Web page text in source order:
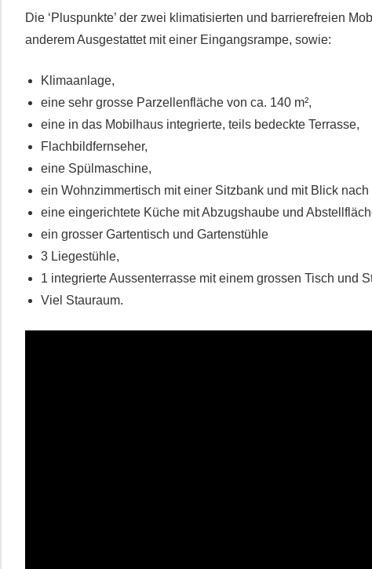
Die ‘Pluspunkte’ der zwei klimatisierten und barrierefreien
anderem Ausgestattet mit einer Eingangsrampe, sowie:
Klimaanlage,
eine sehr grosse Parzellenfläche von ca. 140 m²,
eine in das Mobilhaus integrierte, teils bedeckte Terrasse,
Flachbildfernseher,
eine Spülmaschine,
ein Wohnzimmertisch mit einer Sitzbank und mit Blick nach
eine eingerichtete Küche mit Abzugshaube und
ein grosser Gartentisch und Gartenstühle
3 Liegestühle,
1 integrierte Aussenterrasse mit einem grossen Tisch und
Viel Stauraum.